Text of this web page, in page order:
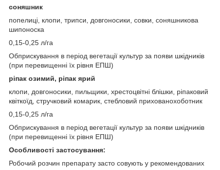
соняшник
попелиці, клопи, трипси, довгоносики, совки, соняшникова
шипоноска
0,15-0,25 л/га
Обприскування в період вегетації культур за появи шкідників
(при перевищенні їх рівня ЕПШ)
ріпак озимий, ріпак ярий
клопи, довгоносики, пильщики, хрестоцвітні блішки, ріпаковий
квіткоїд, стручковий комарик, стебловий прихованохоботник
0,15-0,25 л/га
Обприскування в період вегетації культур за появи шкідників
(при перевищенні їх рівня ЕПШ)
Особливості застосування:
Робочий розчин препарату засто совують у рекомендованих